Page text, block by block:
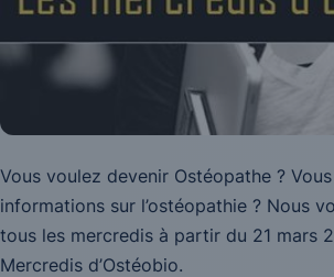
Vous voulez devenir Ostéopathe ?
informations sur l’ostéopathie ? Nous
tous les mercredis à partir du 21 mars
Mercredis d’Ostéobio.